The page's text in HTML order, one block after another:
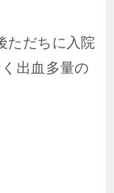
ただちに入院
出血多量の